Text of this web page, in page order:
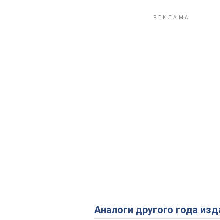
Аналоги другого года